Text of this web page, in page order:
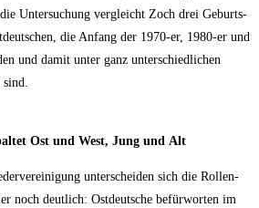
Unter­su­chung ver­gleicht Zoch drei Geburts­
die Anfang der 1970-er, 1980-er und
und damit unter ganz unter­schied­li­chen
sind.
Ost und West, Jung und Alt
unter­schei­den sich die Rol­len­
noch deut­lich: Ost­deut­sche befür­wor­ten im